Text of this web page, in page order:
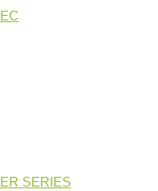
SERIES